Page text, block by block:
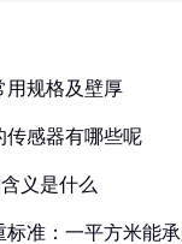
用规格及壁厚
传感器有哪些呢
义是什么
标准：一平方米能